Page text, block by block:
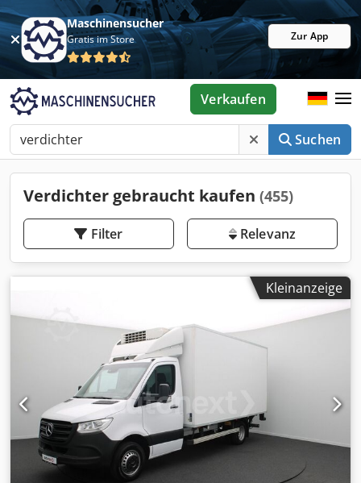
Maschinensucher
Gratis im Store Zur App
Suchen
Verkaufen
Verdichter gebraucht kaufen (455)
Filter Relevanz
Kleinanzeige